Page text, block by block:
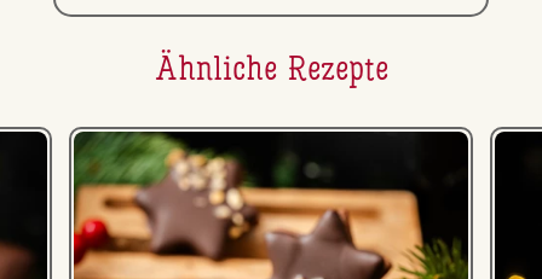
Ähnliche Rezepte